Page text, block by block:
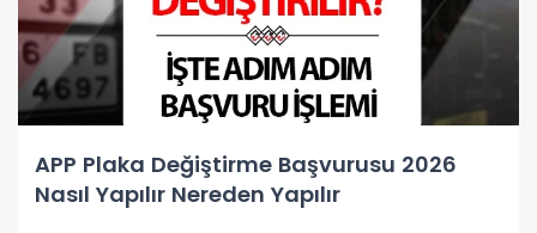
APP Plaka Değiştirme Başvurusu 2026
Nasıl Yapılır Nereden Yapılır